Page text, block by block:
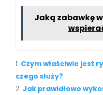
Jaką zabawkę
Czym właściwie jest
czego służy?
Jak prawidłowo